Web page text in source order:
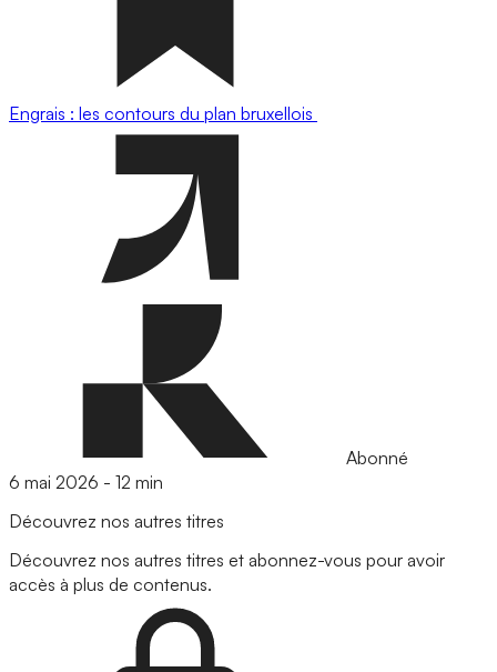
Engrais : les contours du plan bruxellois
Abonné
6 mai 2026 - 12 min
Découvrez nos autres titres
Découvrez nos autres titres et abonnez-vous pour avoir
accès à plus de contenus.